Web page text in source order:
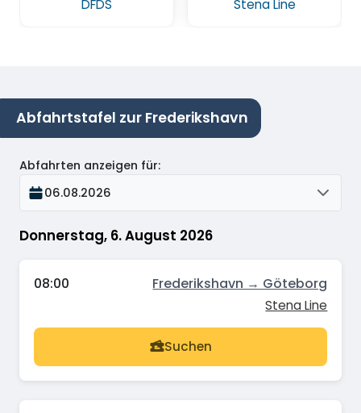
DFDS Stena Line
Abfahrtstafel zur Frederikshavn
Donnerstag, 6. August 2026
Abfahrten anzeigen für:
06.08.2026
08:00 Frederikshavn → Göteborg
Stena Line
Suchen